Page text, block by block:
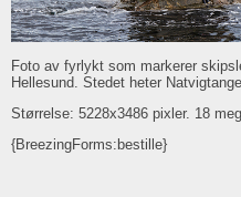
Foto av fyrlykt som markerer
Hellesund. Stedet heter
Størrelse: 5228x3486 pixler. 18
{BreezingForms:bestille}